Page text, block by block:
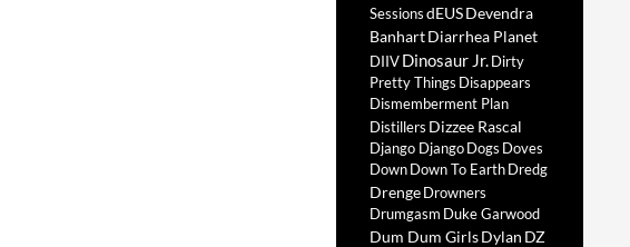
SessionsdEUSDevendra
BanhartDiarrhea Planet
DIIVDinosaur Jr.Dirty
Pretty Things Disappears
Dismemberment Plan
Distillers Dizzee Rascal
Django DjangoDogs Doves
DownDown To EarthDredg
DrengeDrowners
Drumgasm Duke Garwood
Dum Dum GirlsDylan DZ